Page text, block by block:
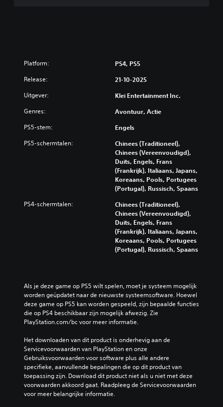
Platform: PS4, PS5
Release: 21-10-2025
Uitgever: Klei Entertainment Inc.
Genres: Avontuur, Actie
PS5-stem: Engels
PS5-schermtalen:
Chinees (Traditioneel),
Chinees (Vereenvoudigd),
Duits, Engels, Frans
(Frankrijk), Italiaans, Japans,
Koreaans, Pools, Portugees
(Portugal), Russisch, Spaans
PS4-schermtalen:
Chinees (Traditioneel),
Chinees (Vereenvoudigd),
Duits, Engels, Frans
(Frankrijk), Italiaans, Japans,
Koreaans, Pools, Portugees
(Portugal), Russisch, Spaans
Als je deze game op PS5 wilt spelen, moet je systeem mogelijk
worden geüpdatet naar de nieuwste systeemsoftware. Hoewel
deze game op PS5 kan worden gespeeld, zijn bepaalde functies
die op PS4 beschikbaar zijn mogelijk afwezig. Zie
PlayStation.com/bc voor meer informatie.
Het downloaden van dit product is onderhevig aan de
Servicevoorwaarden van PlayStation en onze
Gebruiksvoorwaarden voor software plus alle andere
specifieke, aanvullende bepalingen die op dit product van
toepassing zijn. Download dit product niet als u niet met deze
voorwaarden akkoord gaat. Raadpleeg de Servicevoorwaarden
voor meer belangrijke informatie.